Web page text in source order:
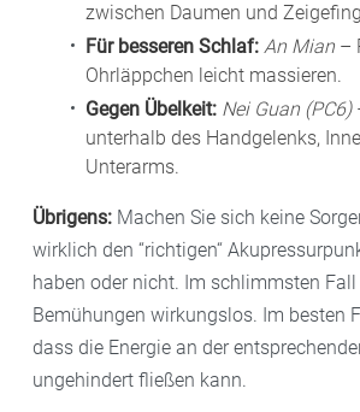
zwischen Daumen und
Für besseren Schlaf: An Mian –
Ohrläppchen leicht massieren.
Gegen Übelkeit: Nei Guan (PC6)
unterhalb des Handgelenks,
Unterarms.
Übrigens: Machen Sie sich keine
wirklich den “richtigen“
haben oder nicht. Im schlimmsten
Bemühungen wirkungslos. Im besten
dass die Energie an der
ungehindert fließen kann.